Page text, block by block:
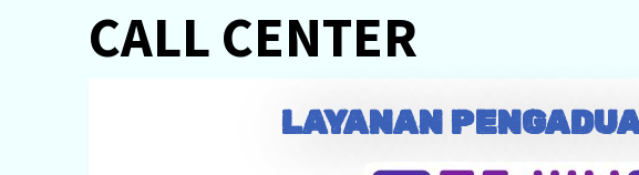
CALL CENTER
LAYANAN